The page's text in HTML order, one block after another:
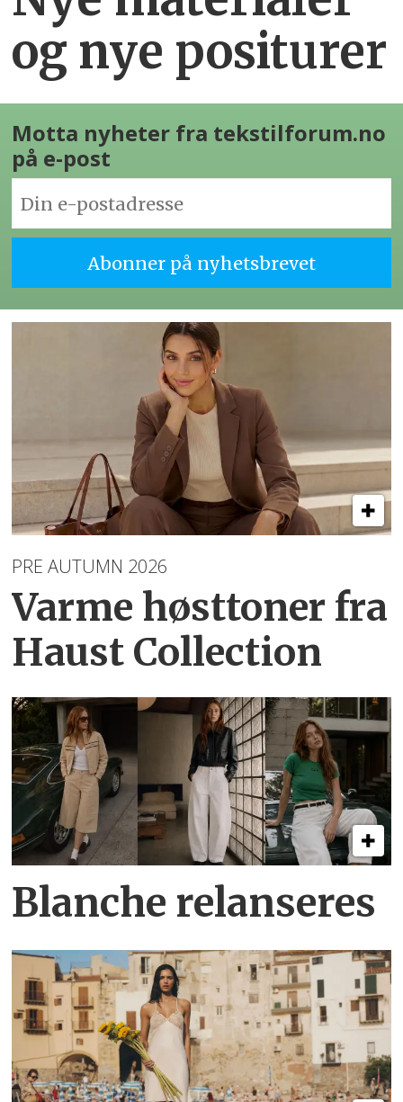
og nye positurer
Motta nyheter fra tekstilforum.no
på e-post
PRE AUTUMN 2026
Varme høsttoner fra
Haust Collection
Blanche relanseres